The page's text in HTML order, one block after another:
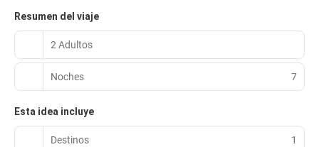
Resumen del viaje
2 Adultos
Noches 7
Esta idea incluye
Destinos 1